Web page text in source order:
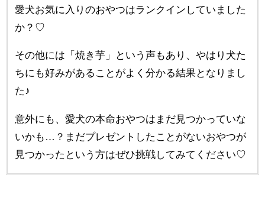
愛犬お気に入りのおやつはランクインしていました
か？♡
その他には「焼き芋」という声もあり、やはり犬た
ちにも好みがあることがよく分かる結果となりまし
た♪
意外にも、愛犬の本命おやつはまだ見つかっていな
いかも…？まだプレゼントしたことがないおやつが
見つかったという方はぜひ挑戦してみてください♡